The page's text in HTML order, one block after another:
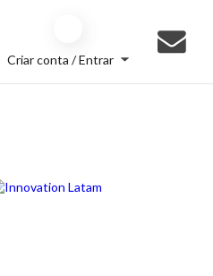
Criar conta / Entrar